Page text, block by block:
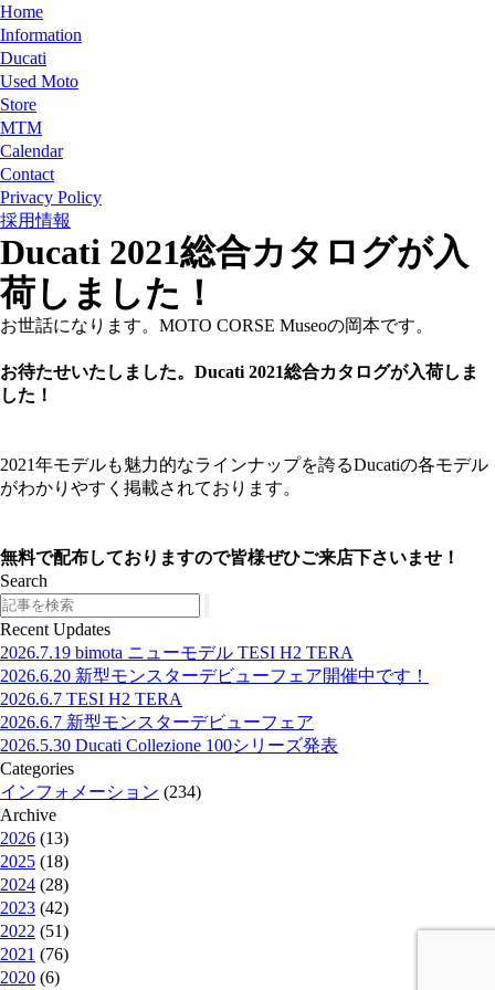
Home
Information
Ducati
Used Moto
Store
MTM
Calendar
Contact
Privacy Policy
採用情報
Ducati 2021総合カタログが入
荷しました！
お世話になります。MOTO CORSE Museoの岡本です。
お待たせいたしました。Ducati 2021総合カタログが入荷しま
した！
2021年モデルも魅力的なラインナップを誇るDucatiの各モデル
がわかりやすく掲載されております。
無料で配布しておりますので皆様ぜひご来店下さいませ！
Search
Search
Recent Updates
2026.7.19 bimota ニューモデル TESI H2 TERA
2026.6.20 新型モンスターデビューフェア開催中です！
2026.6.7 TESI H2 TERA
2026.6.7 新型モンスターデビューフェア
2026.5.30 Ducati Collezione 100シリーズ発表
Categories
インフォメーション (234)
Archive
2026 (13)
2025 (18)
2024 (28)
2023 (42)
2022 (51)
2021 (76)
2020 (6)